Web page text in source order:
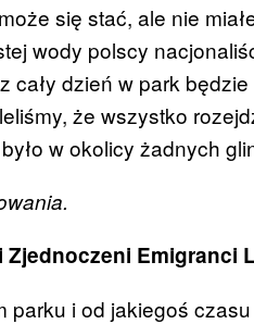
się stać, ale nie
wody polscy
cały dzień w park
że wszystko
w okolicy żadnych
Zjednoczeni Emigranci
parku i od jakiegoś